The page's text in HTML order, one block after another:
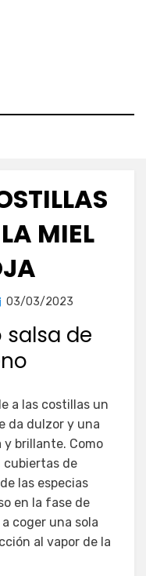
MIEL
03/03/2023
de
a las costillas un
da dulzor y una
y brillante. Como
cubiertas de
las especias
en la fase de
coger una sola
al vapor de la